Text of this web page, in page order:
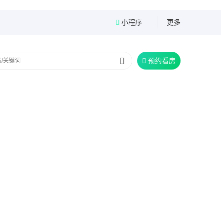
 小程序 更多
  预约看房